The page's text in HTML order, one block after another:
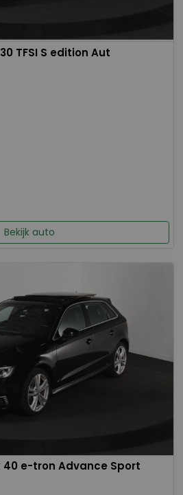
TFSI S edition Aut
Bekijk auto
e-tron Advance Sport